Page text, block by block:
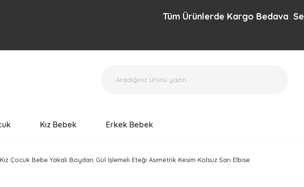
Tüm Ürünlerde Kargo Bedava
Kız Bebek Erkek Bebek
Kız Çocuk Bebe Yakalı Boydan Gül İşlemeli Eteği Asimetrik Kesim Kolsuz Sarı Elbise